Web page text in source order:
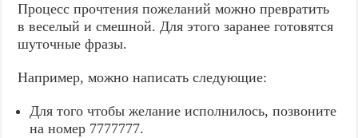
Процесс прочтения пожеланий можно превратить
в веселый и смешной. Для этого заранее готовятся
шуточные фразы.
Например, можно написать следующие:
Для того чтобы желание исполнилось, позвоните
на номер 7777777.